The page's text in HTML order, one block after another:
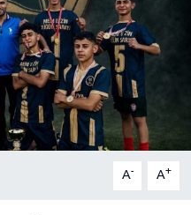
A- A+